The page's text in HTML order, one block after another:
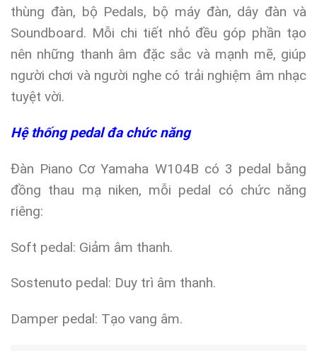
thùng đàn, bộ Pedals, bộ máy đàn, dây đàn và
Soundboard. Mỗi chi tiết nhỏ đều góp phần tạo
nên những thanh âm đặc sắc và mạnh mẽ, giúp
người chơi và người nghe có trải nghiệm âm nhạc
tuyệt vời.
Hệ thống pedal đa chức năng
Đàn Piano Cơ Yamaha W104B có 3 pedal bằng
đồng thau mạ niken, mỗi pedal có chức năng
riêng:
Soft pedal: Giảm âm thanh.
Sostenuto pedal: Duy trì âm thanh.
Damper pedal: Tạo vang âm.